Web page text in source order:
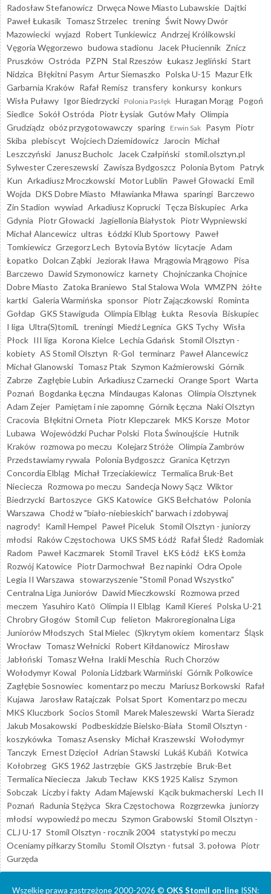
Radosław Stefanowicz Drwęca Nowe Miasto Lubawskie Dajtki
Paweł Łukasik Tomasz Strzelec trening Świt Nowy Dwór
Mazowiecki wyjazd Robert Tunkiewicz Andrzej Królikowski
Vęgoria Węgorzewo budowa stadionu Jacek Płuciennik Znicz
Pruszków Ostróda PZPN Stal Rzeszów Łukasz Jegliński Start
Nidzica Błękitni Pasym Artur Siemaszko Polska U-15 Mazur Ełk
Garbarnia Kraków Rafał Remisz transfery konkursy konkurs
Wisła Puławy Igor Biedrzycki Polonia Pasłęk Huragan Morąg Pogoń
Siedlce Sokół Ostróda Piotr Łysiak Gutów Mały Olimpia
Grudziądz obóz przygotowawczy sparing Erwin Sak Pasym Piotr
Skiba plebiscyt Wojciech Dziemidowicz Jarocin Michał
Leszczyński
Janusz Bucholc Jacek Czałpiński stomil.olsztyn.pl
Sylwester Czereszewski Zawisza Bydgoszcz Polonia Bytom Patryk
Kun Arkadiusz Mroczkowski Motor Lublin Paweł Głowacki Emil
Wojda DKS Dobre Miasto Mławianka Mława sparingi Barczewo
Zin Stadion wywiad Arkadiusz Koprucki Tęcza Biskupiec Arka
Gdynia Piotr Głowacki Jagiellonia Białystok Piotr Wypniewski
Michał Alancewicz ultras Łódzki Klub Sportowy Paweł
Tomkiewicz Grzegorz Lech Bytovia Bytów licytacje Adam
Łopatko Dolcan Ząbki Jeziorak Iława Mrągowia Mrągowo Pisa
Barczewo Dawid Szymonowicz karnety Chojniczanka Chojnice
Dobre Miasto Zatoka Braniewo Stal Stalowa Wola WMZPN żółte
kartki Galeria Warmińska sponsor Piotr Zajączkowski Rominta
Gołdap GKS Stawiguda Olimpia Elbląg Łukta Resovia Biskupiec
I liga Ultra(S)tomiL treningi Miedź Legnica GKS Tychy Wisła
Płock III liga Korona Kielce Lechia Gdańsk Stomil Olsztyn -
kobiety AS Stomil Olsztyn R-Gol terminarz Paweł Alancewicz
Michał Glanowski Tomasz Ptak Szymon Kaźmierowski Górnik
Zabrze Zagłębie Lubin Arkadiusz Czarnecki Orange Sport Warta
Poznań Bogdanka Łęczna Mindaugas Kalonas Olimpia Olsztynek
Adam Zejer Pamiętam i nie zapomnę Górnik Łęczna Naki Olsztyn
Cracovia Błękitni Orneta Piotr Klepczarek MKS Korsze Motor
Lubawa Wojewódzki Puchar Polski Flota Świnoujście Hutnik
Kraków rozmowa po meczu Kolejarz Stróże Olimpia Zambrów
Przedstawiamy rywala Polonia Bydgoszcz Granica Kętrzyn
Concordia Elbląg Michał Trzeciakiewicz Termalica Bruk-Bet
Nieciecza Rozmowa po meczu Sandecja Nowy Sącz Wiktor
Biedrzycki Bartoszyce GKS Katowice GKS Bełchatów Polonia
Warszawa Chodź w "biało-niebieskich" barwach i zdobywaj
nagrody!
Kamil Hempel Paweł Piceluk Stomil Olsztyn - juniorzy
młodsi Raków Częstochowa UKS SMS Łódź Rafał Śledź Radomiak
Radom Paweł Kaczmarek Stomil Travel ŁKS Łódź ŁKS Łomża
Rozwój Katowice Piotr Darmochwał Bez napinki Odra Opole
Legia II Warszawa stowarzyszenie "Stomil Ponad Wszystko"
Centralna Liga Juniorów Dawid Mieczkowski Rozmowa przed
meczem Yasuhiro Katō Olimpia II Elbląg Kamil Kiereś Polska U-21
Chrobry Głogów Stomil Cup felieton Makroregionalna Liga
Juniorów Młodszych Stal Mielec (S)krytym okiem komentarz Śląsk
Wrocław Tomasz Wełnicki Robert Kiłdanowicz Mirosław
Jabłoński Tomasz Wełna Irakli Meschia Ruch Chorzów
Wołodymyr Kowal Polonia Lidzbark Warmiński Górnik Polkowice
Zagłębie Sosnowiec komentarz po meczu Mariusz Borkowski Rafał
Kujawa
Jarosław Ratajczak Polsat Sport Komentarz po meczu
MKS Kluczbork Socios Stomil Marek Maleszewski Warta Sieradz
Jakub Mosakowski Podbeskidzie Bielsko-Biała Stomil Olsztyn -
koszykówka Tomasz Asensky Michał Kraszewski Wołodymyr
Tanczyk Ernest Dzięcioł Adrian Stawski Lukáš Kubáň Kotwica
Kołobrzeg GKS 1962 Jastrzębie GKS Jastrzębie Bruk-Bet
Termalica Nieciecza
Jakub Tecław KKS 1925 Kalisz Szymon
Sobczak Liczby i fakty Adam Majewski Kącik bukmacherski Lech II
Poznań Radunia Stężyca Skra Częstochowa Rozgrzewka juniorzy
młodsi wypowiedź po meczu Szymon Grabowski Stomil Olsztyn -
CLJ U-17 Stomil Olsztyn - rocznik 2004 statystyki po meczu
Oceniamy piłkarzy Stomilu Stomil Olsztyn - futsal 3. połowa Piotr
Gurzęda
Wszelkie prawa zastrzeżone 2000-2026 © OKS Stomil on-line ISSN: